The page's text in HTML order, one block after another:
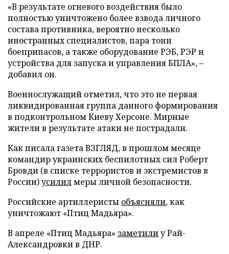
«В результате огневого воздействия было
полностью уничтожено более взвода личного
состава противника, вероятно несколько
иностранных специалистов, пара тонн
боеприпасов, а также оборудование РЭБ, РЭР и
устройства для запуска и управления БПЛА», –
добавил он.
Военнослужащий отметил, что это не первая
ликвидированная группа данного формирования
в подконтрольном Киеву Херсоне. Мирные
жители в результате атаки не пострадали.
Как писала газета ВЗГЛЯД, в прошлом месяце
командир украинских беспилотных сил Роберт
Бровди (в списке террористов и экстремистов в
России)усилилмеры личной безопасности.
Российские артиллеристы объясняли, как
уничтожают «Птиц Мадьяра».
В апреле «Птиц Мадьяра» заметилиу Рай-
Александровки в ДНР.